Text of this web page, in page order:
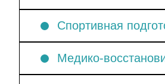
Спортивная
Медико-